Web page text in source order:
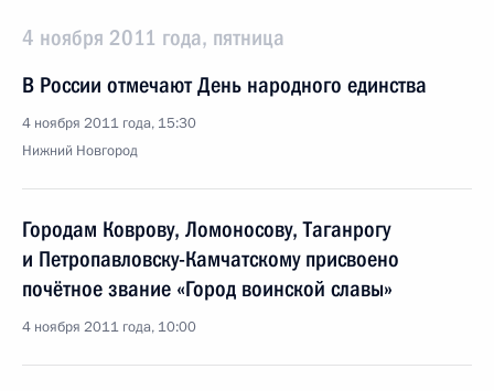
4 ноября 2011 года, пятница
В России отмечают День народного единства
4 ноября 2011 года, 15:30
Нижний Новгород
Городам Коврову, Ломоносову, Таганрогу
и Петропавловску-Камчатскому присвоено
почётное звание «Город воинской славы»
4 ноября 2011 года, 10:00